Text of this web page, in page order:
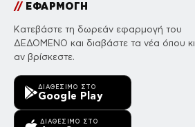
//ΕΦΑΡΜΟΓΗ
Κατεβάστε τη δωρεάν εφαρμογή του
ΔΕΔΟΜΕΝΟ και διαβάστε τα νέα όπου κι
αν βρίσκεστε.
ΔΙΑΘΈΣΙΜΟ ΣΤΟ
Google Play
ΔΙΑΘΈΣΙΜΟ ΣΤΟ